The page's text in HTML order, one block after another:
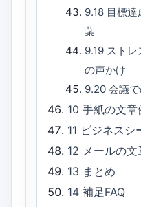
9.18 目標
葉
9.19 ストレ
の声かけ
9.20 会議
10手紙の文章
11 ビジネスシ
12 メールの文
13 まとめ
14補足FAQ